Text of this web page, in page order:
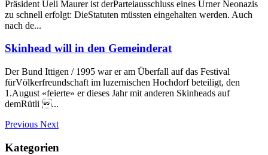
Präsident Ueli Maurer ist derParteiausschluss eines Urner Neonazis
zu schnell erfolgt: DieStatuten müssten eingehalten werden. Auch
nach de...
Skinhead will in den Gemeinderat
Der Bund Ittigen / 1995 war er am Überfall auf das Festival
fürVölkerfreundschaft im luzernischen Hochdorf beteiligt, den
1.August «feierte» er dieses Jahr mit anderen Skinheads auf
demRütli ...
Previous Next
Kategorien